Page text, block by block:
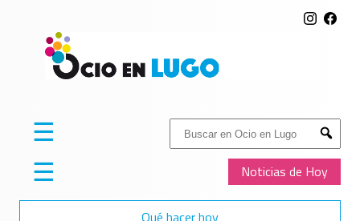
Buscar:
Submit
Noticias de Hoy
☰
☰